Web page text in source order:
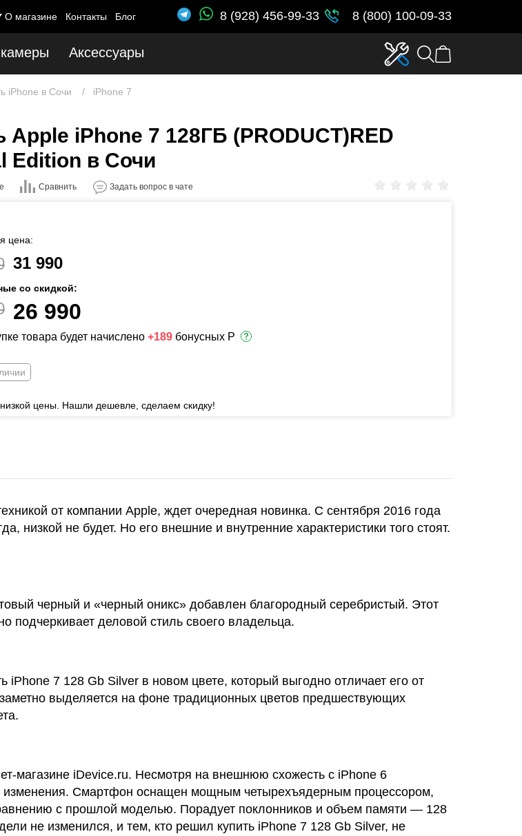
О магазине Контакты Блог 8 (928) 456-99-33 8 (800) 100-09-33
Аксессуары
iPhone в Сочи iPhone 7
Apple iPhone 7 128ГБ (PRODUCT)RED
Edition в Сочи
Сравнить Задать вопрос в чате
цена:
31 990
со скидкой:
26 990
товара будет начислено +189 бонусных Р
цены. Нашли дешевле, сделаем скидку!
от компании Apple, ждет очередная новинка. С сентября 2016 года
низкой не будет. Но его внешние и внутренние характеристики того стоят.
черный и «черный оникс» добавлен благородный серебристый. Этот
подчеркивает деловой стиль своего владельца.
iPhone 7 128 Gb Silver в новом цвете, который выгодно отличает его от
выделяется на фоне традиционных цветов предшествующих
магазине iDevice.ru. Несмотря на внешнюю схожесть с iPhone 6
изменения. Смартфон оснащен мощным четырехъядерным процессором,
с прошлой моделью. Порадует поклонников и объем памяти — 128
не изменился, и тем, кто решил купить iPhone 7 128 Gb Silver, не